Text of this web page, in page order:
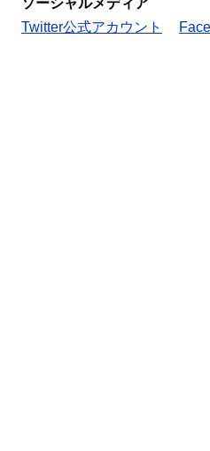
Twitter公式アカウント